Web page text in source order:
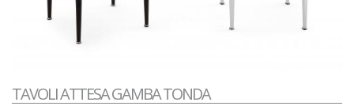
TAVOLI ATTESA GAMBA TONDA